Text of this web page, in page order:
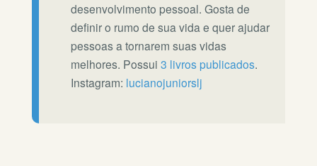
desenvolvimento pessoal. Gosta de
definir o rumo de sua vida e quer ajudar
pessoas a tornarem suas vidas
melhores. Possui 3 livros publicados.
Instagram: lucianojuniorslj